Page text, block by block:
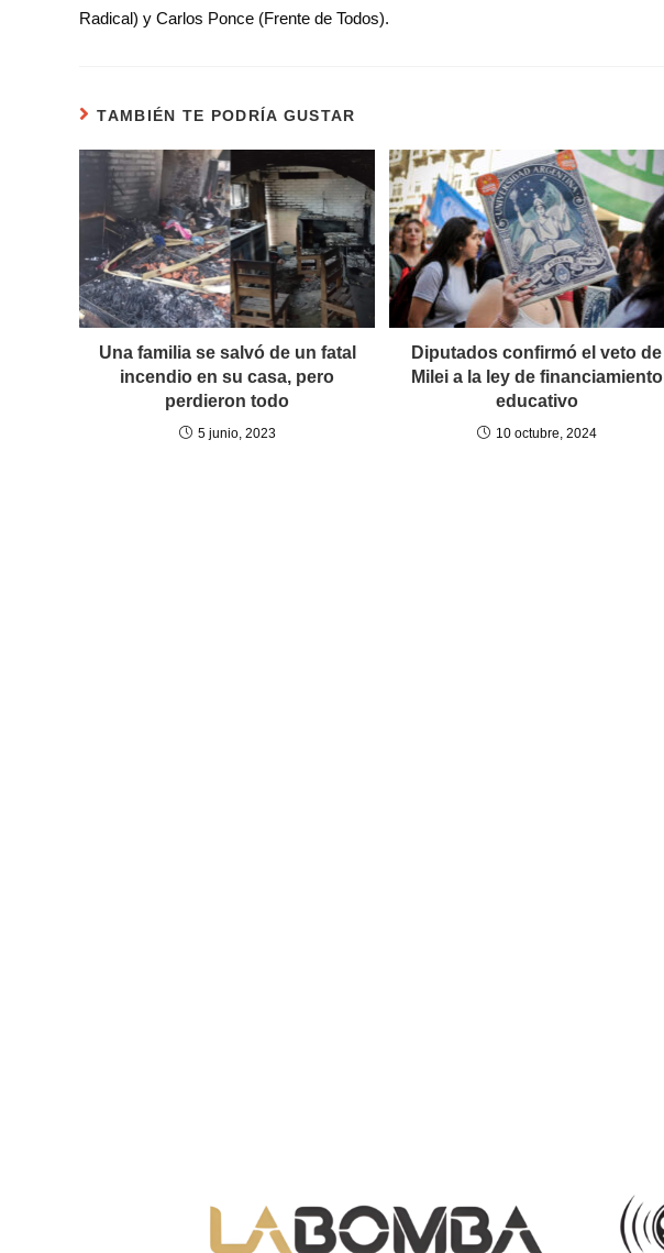
Radical) y Carlos Ponce (Frente de Todos).
TAMBIÉN TE PODRÍA GUSTAR
Una familia se salvó de un fatal
incendio en su casa, pero
perdieron todo
5 junio, 2023
Diputados confirmó el veto de
Milei a la ley de financiamiento
educativo
10 octubre, 2024